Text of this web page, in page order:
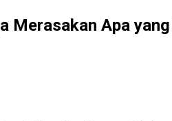
Merasakan Apa